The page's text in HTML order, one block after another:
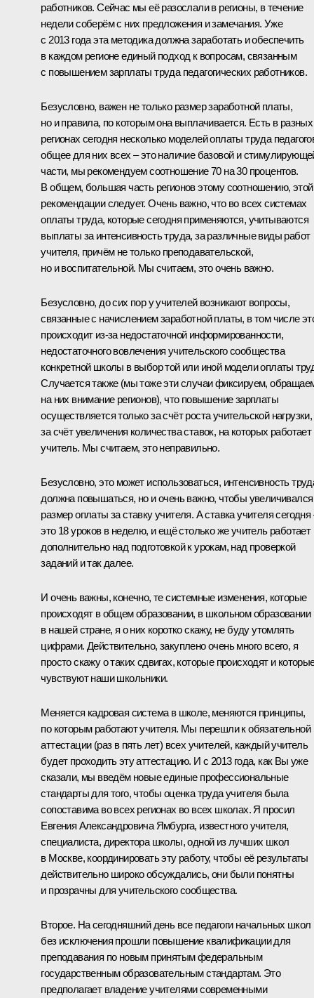
работников. Сейчас мы её разослали в регионы, в течение
недели соберём с них предложения и замечания. Уже
с 2013 года эта методика должна заработать и обеспечить
в каждом регионе единый подход к вопросам, связанным
с повышением зарплаты труда педагогических работников.
Безусловно, важен не только размер заработной платы,
но и правила, по которым она выплачивается. Есть в разных
регионах сегодня несколько моделей оплаты труда
общее для них всех – это наличие базовой и
части, мы рекомендуем соотношение 70 на 30 процентов.
В общем, большая часть регионов этому соотношению, этой
рекомендации следует. Очень важно, что во всех системах
оплаты труда, которые сегодня применяются, учитываются
выплаты за интенсивность труда, за различные виды работ
учителя, причём не только преподавательской,
но и воспитательной. Мы считаем, это очень важно.
Безусловно, до сих пор у учителей возникают вопросы,
связанные с начислением заработной платы, в том числе
происходит из‑за недостаточной информированности,
недостаточного вовлечения учительского сообщества
конкретной школы в выбор той или иной модели оплаты
Случается также (мы тоже эти случаи фиксируем,
на них внимание регионов), что повышение зарплаты
осуществляется только за счёт роста учительской нагрузки,
за счёт увеличения количества ставок, на которых работает
учитель. Мы считаем, это неправильно.
Безусловно, это может использоваться, интенсивность
должна повышаться, но и очень важно, чтобы увеличивался
размер оплаты за ставку учителя. А ставка учителя сегодня
это 18 уроков в неделю, и ещё столько же учитель работает
дополнительно над подготовкой к урокам, над проверкой
заданий и так далее.
И очень важны, конечно, те системные изменения, которые
происходят в общем образовании, в школьном образовании
в нашей стране, я о них коротко скажу, не буду утомлять
цифрами. Действительно, закуплено очень много всего, я
просто скажу о таких сдвигах, которые происходят и
чувствуют наши школьники.
Меняется кадровая система в школе, меняются принципы,
по которым работают учителя. Мы перешли к обязательной
аттестации (раз в пять лет) всех учителей, каждый учитель
будет проходить эту аттестацию. И с 2013 года, как Вы уже
сказали, мы введём новые единые профессиональные
стандарты для того, чтобы оценка труда учителя была
сопоставима во всех регионах во всех школах. Я просил
Евгения Александровича Ямбурга, известного учителя,
специалиста, директора школы, одной из лучших школ
в Москве, координировать эту работу, чтобы её результаты
действительно широко обсуждались, они были понятны
и прозрачны для учительского сообщества.
Второе. На сегодняшний день все педагоги начальных школ
без исключения прошли повышение квалификации для
преподавания по новым принятым федеральным
государственным образовательным стандартам. Это
предполагает владение учителями современными